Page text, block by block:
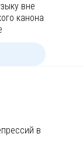
вне
канона
в